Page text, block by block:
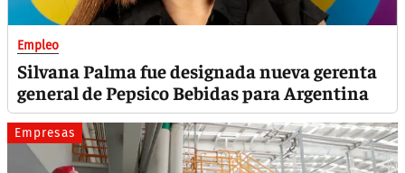
Empleo
Silvana Palma fue designada nueva gerenta
general de Pepsico Bebidas para Argentina
Empresas